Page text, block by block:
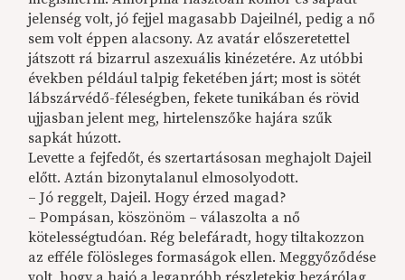
jelenség volt, jó fejjel magasabb Dajeilnél, pedig a nő
sem volt éppen alacsony. Az avatár előszeretettel
játszott rá bizarrul aszexuális kinézetére. Az utóbbi
években például talpig feketében járt; most is sötét
lábszárvédő-féleségben, fekete tunikában és rövid
ujjasban jelent meg, hirtelenszőke hajára szűk
sapkát húzott.
Levette a fejfedőt, és szertartásosan meghajolt Dajeil
előtt. Aztán bizonytalanul elmosolyodott.
– Jó reggelt, Dajeil. Hogy érzed magad?
– Pompásan, köszönöm – válaszolta a nő
kötelességtudóan. Rég belefáradt, hogy tiltakozzon
az efféle fölösleges formaságok ellen. Meggyőződése